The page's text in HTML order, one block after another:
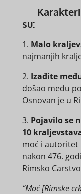
su:
1. Malo
najmanjih
2. Izađite
došao među
Osnovan je u
3. Pojavilo se
10
moć i autoritet
nakon 476.
Rimsko
“Moć [Rimske